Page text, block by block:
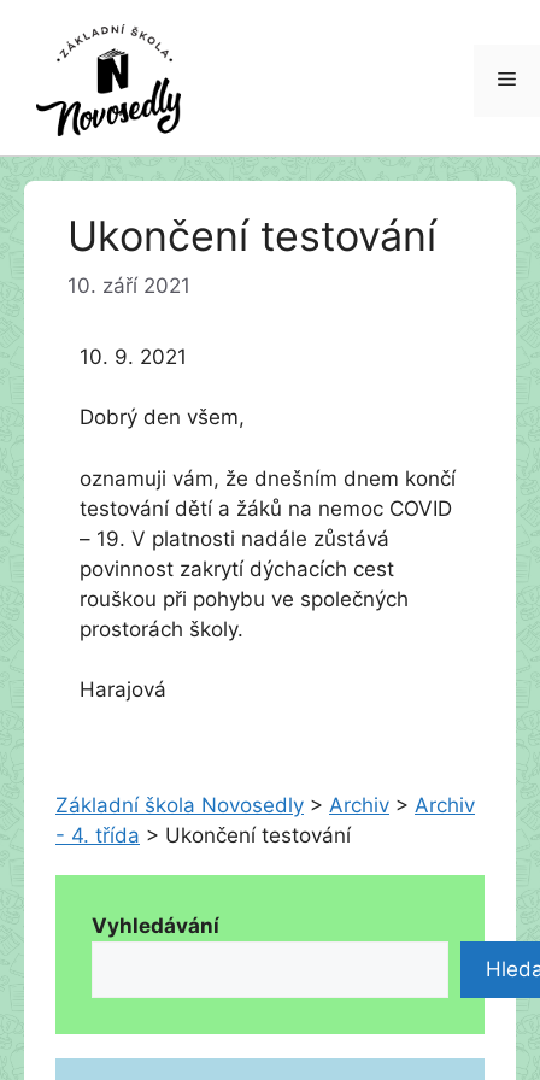
Přeskočit
Ukončení testování
10. září 2021
10. 9. 2021
Dobrý den všem,
oznamuji vám, že dnešním dnem končí
testování dětí a žáků na nemoc COVID
– 19. V platnosti nadále zůstává
povinnost zakrytí dýchacích cest
rouškou při pohybu ve společných
prostorách školy.
Harajová
Základní škola Novosedly > Archiv > Archiv
- 4. třída > Ukončení testování
Vyhledávání